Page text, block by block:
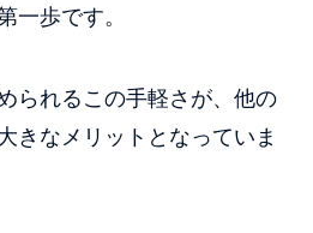
一歩です。
られるこの手軽さが、他の
きなメリットとなっていま